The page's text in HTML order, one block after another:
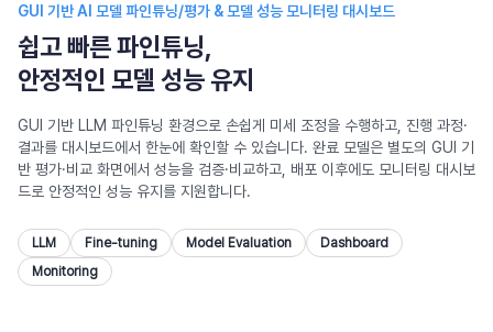
GUI 기반 AI 모델 파인튜닝/평가 & 모델 성능 모니터링 대시보드
쉽고 빠른 파인튜닝,
안정적인 모델 성능 유지
GUI 기반 LLM 파인튜닝 환경으로 손쉽게 미세 조정을 수행하고, 진행 과정·
결과를 대시보드에서 한눈에 확인할 수 있습니다. 완료 모델은 별도의 GUI 기
반 평가·비교 화면에서 성능을 검증·비교하고, 배포 이후에도 모니터링 대시보
드로 안정적인 성능 유지를 지원합니다.
LLM Fine-tuning Model Evaluation
Dashboard
Monitoring